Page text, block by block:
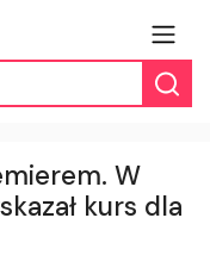
W
kurs dla